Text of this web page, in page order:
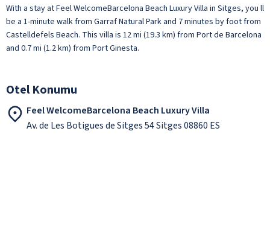
With a stay at Feel WelcomeBarcelona Beach Luxury Villa in Sitges, you ll
be a 1-minute walk from Garraf Natural Park and 7 minutes by foot from
Castelldefels Beach. This villa is 12 mi (19.3 km) from Port de Barcelona
and 0.7 mi (1.2 km) from Port Ginesta.
Otel Konumu
Feel WelcomeBarcelona Beach Luxury Villa
Av. de Les Botigues de Sitges 54 Sitges 08860 ES